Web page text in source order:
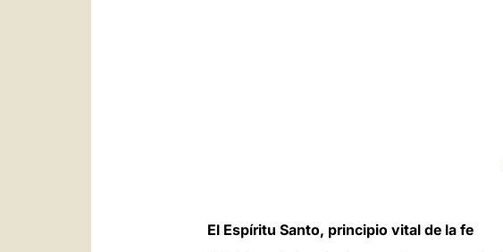
El Espíritu Santo, principio vital de la fe